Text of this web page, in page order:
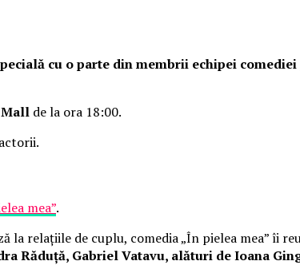
cu o parte din membrii echipei
de la ora 18:00.
mea”.
relațiile de cuplu, comedia „În pielea mea” îi
Răduță, Gabriel Vatavu, alături de Ioana